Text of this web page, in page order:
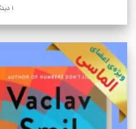
1 دیدگاه